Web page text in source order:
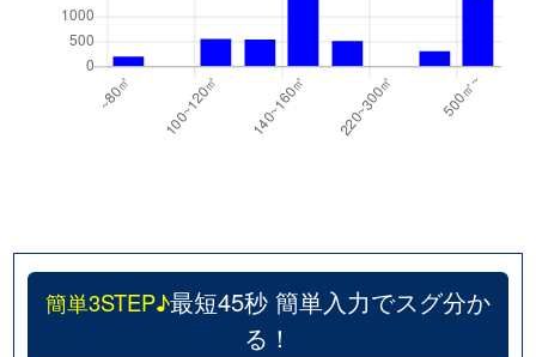
簡単3STEP♪最短45秒 簡単入力でスグ分か
る！